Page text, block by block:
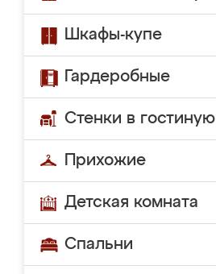
Шкафы-купе
Гардеробные
Стенки в гостиную
Прихожие
Детская комната
Спальни